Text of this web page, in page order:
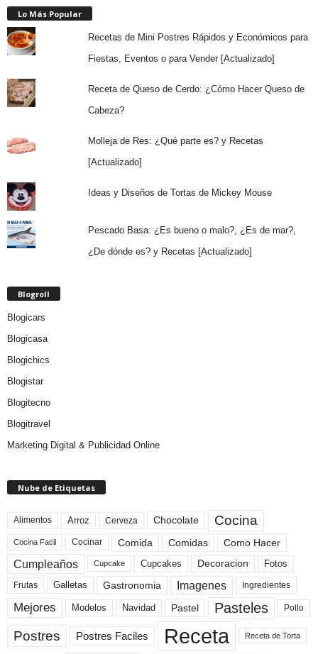
Lo Más Popular
Recetas de Mini Postres Rápidos y Económicos para
Fiestas, Eventos o para Vender [Actualizado]
Receta de Queso de Cerdo: ¿Cómo Hacer Queso de
Cabeza?
Molleja de Res: ¿Qué parte es? y Recetas
[Actualizado]
Ideas y Diseños de Tortas de Mickey Mouse
Pescado Basa: ¿Es bueno o malo?, ¿Es de mar?,
¿De dónde es? y Recetas [Actualizado]
Blogroll
Blogicars
Blogicasa
Blogichics
Blogistar
Blogitecno
Blogitravel
Marketing Digital & Publicidad Online
Nube de Etiquetas
Alimentos Arroz Cerveza Chocolate Cocina
Cocina Facil Cocinar Comida Comidas Como Hacer
Cumpleaños Cupcake Cupcakes Decoracion Fotos
Frutas Galletas Gastronomia Imagenes Ingredientes
Mejores Modelos Navidad Pastel Pasteles Pollo
Postres Postres Faciles Receta Receta de Torta